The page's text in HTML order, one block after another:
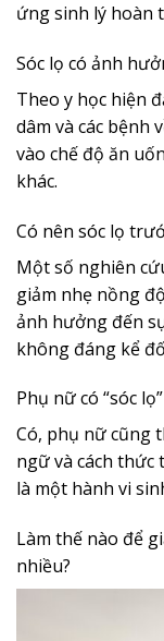
ứng sinh lý hoàn
Sóc lọ có ảnh
Theo y học hiện
dâm và các bệnh
vào chế độ ăn
khác.
Có nên sóc lọ
Một số nghiên
giảm nhẹ nồng
ảnh hưởng đến
không đáng kể
Phụ nữ có “sóc
Có, phụ nữ cũng
ngữ và cách thức
là một hành vi
Làm thế nào để
nhiều?